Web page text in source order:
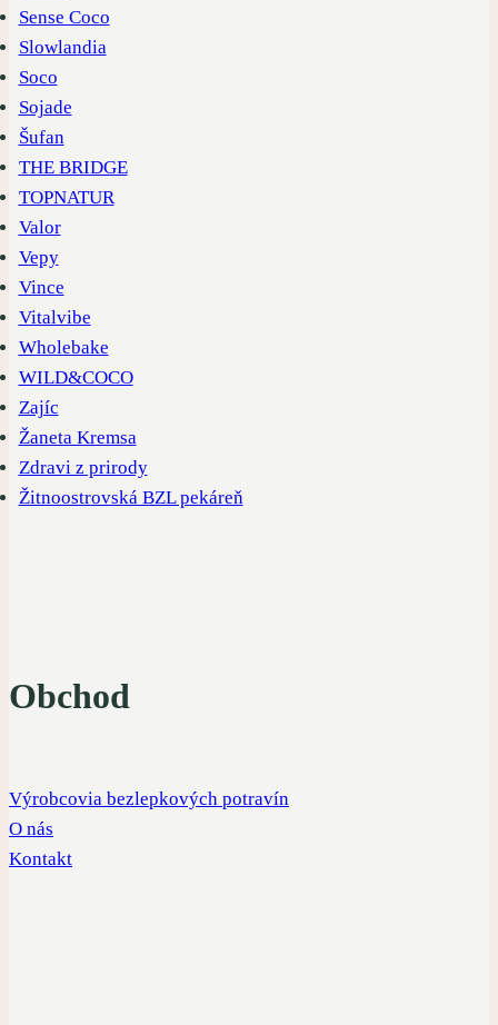
Sense Coco
Slowlandia
Soco
Sojade
Šufan
THE BRIDGE
TOPNATUR
Valor
Vepy
Vince
Vitalvibe
Wholebake
WILD&COCO
Zajíc
Žaneta Kremsa
Zdravi z prirody
Žitnoostrovská BZL pekáreň
Obchod
Výrobcovia bezlepkových potravín
O nás
Kontakt